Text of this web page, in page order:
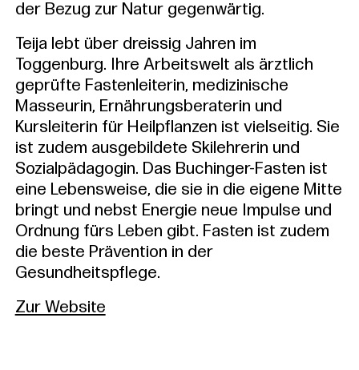
der Bezug zur Natur gegenwärtig.
Teija lebt über dreissig Jahren im
Toggenburg. Ihre Arbeitswelt als ärztlich
geprüfte Fastenleiterin, medizinische
Masseurin, Ernährungsberaterin und
Kursleiterin für Heilpflanzen ist vielseitig. Sie
ist zudem ausgebildete Skilehrerin und
Sozialpädagogin. Das Buchinger-Fasten ist
eine Lebensweise, die sie in die eigene Mitte
bringt und nebst Energie neue Impulse und
Ordnung fürs Leben gibt. Fasten ist zudem
die beste Prävention in der
Gesundheitspflege.
Zur Website